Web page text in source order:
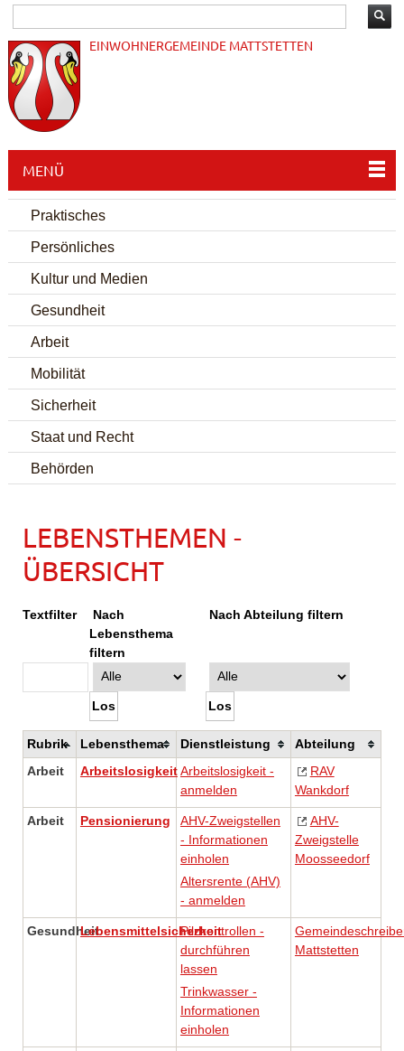
EINWOHNERGEMEINDE MATTSTETTEN
MENÜ
Praktisches
Persönliches
Kultur und Medien
Gesundheit
Arbeit
Mobilität
Sicherheit
Staat und Recht
Behörden
LEBENSTHEMEN -
ÜBERSICHT
Textfilter
Nach
Lebensthema
filtern
Nach Abteilung filtern
Rubrik Lebensthema Dienstleistung
Abteilung
Arbeit
Arbeitslosigkeit Arbeitslosigkeit -
anmelden
RAV
Wankdorf
Arbeit Pensionierung
AHV-Zweigstellen
- Informationen
einholen
Altersrente (AHV)
- anmelden
AHV-
Zweigstelle
Moosseedorf
GesundheitLebensmittelsicherheitPilzkontrollen -
durchführen
lassen
Trinkwasser -
Informationen
einholen
Mattstetten